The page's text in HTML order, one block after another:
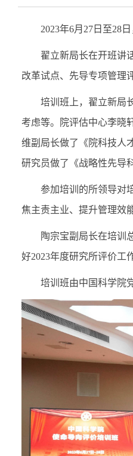
2023年6月27日至28
翟立新局长在开班讲
改革试点、先导专项管理
培训班上，翟立新局
考虑等。院评估中心李晓
维副局长做了《院科技人
研究员做了《战略性先导
参加培训的所领导对
焦主责主业、提升管理效
陶宗宝副局长在培训
好2023年度研究所评价工
培训班由中国科学院